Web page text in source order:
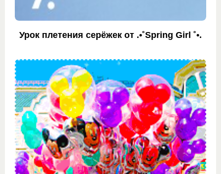
Урок плетения серёжек от .•˚Spring Girl ˚•.